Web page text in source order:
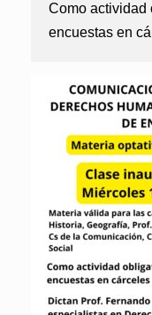
Como actividad
encuestas en